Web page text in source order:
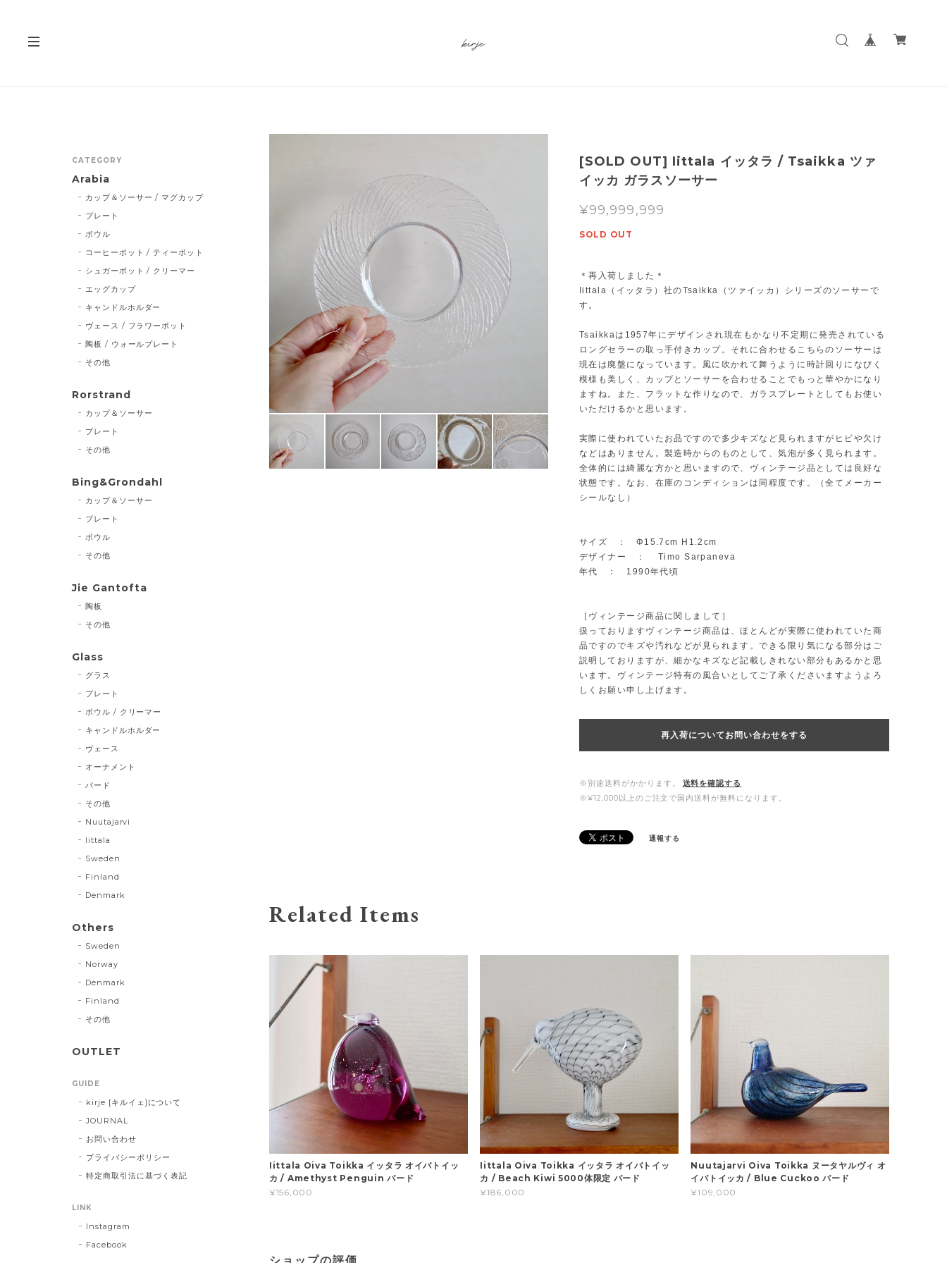
[SOLD OUT] Iittala イッタラ / Tsaikka ツァ
イッカ ガラスソーサー
¥99,999,999
SOLD OUT
＊再入荷しました＊
Iittala（イッタラ）社のTsaikka（ツァイッカ）シリーズのソーサーで
す。
Tsaikkaは1957年にデザインされ現在もかなり不定期に発売されている
ロングセラーの取っ手付きカップ。それに合わせるこちらのソーサーは
現在は廃盤になっています。風に吹かれて舞うように時計回りになびく
模様も美しく、カップとソーサーを合わせることでもっと華やかになり
ますね。また、フラットな作りなので、ガラスプレートとしてもお使い
いただけるかと思います。
実際に使われていたお品ですので多少キズなど見られますがヒビや欠け
などはありません。製造時からのものとして、気泡が多く見られます。
全体的には綺麗な方かと思いますので、ヴィンテージ品としては良好な
状態です。なお、在庫のコンディションは同程度です。（全てメーカー
シールなし）
サイズ ： Φ15.7cm H1.2cm
デザイナー ： Timo Sarpaneva
年代 ： 1990年代頃
［ヴィンテージ商品に関しまして］
扱っておりますヴィンテージ商品は、ほとんどが実際に使われていた商
品ですのでキズや汚れなどが見られます。できる限り気になる部分はご
説明しておりますが、細かなキズなど記載しきれない部分もあるかと思
います。ヴィンテージ特有の風合いとしてご了承くださいますようよろ
しくお願い申し上げます。
再入荷についてお問い合わせをする
※別途送料がかかります。
送料を確認する
※¥12,000以上のご注文で国内送料が無料になります。
通報する
Related Items
Iittala Oiva Toikka イッタラ オイバトイッ
カ / Amethyst Penguin バード
¥156,000
Iittala Oiva Toikka イッタラ オイバトイッ
カ / Beach Kiwi 5000体限定 バード
¥186,000
Nuutajarvi Oiva Toikka ヌータヤルヴィ オ
イバトイッカ / Blue Cuckoo バード
¥109,000
ショップの評価
CATEGORY
Arabia
カップ＆ソーサー / マグカップ
プレート
ボウル
コーヒーポット / ティーポット
シュガーポット / クリーマー
エッグカップ
キャンドルホルダー
ヴェース / フラワーポット
陶板 / ウォールプレート
その他
Rorstrand
カップ＆ソーサー
プレート
その他
Bing&Grondahl
カップ＆ソーサー
プレート
ボウル
その他
Jie Gantofta
陶板
その他
Glass
グラス
プレート
ボウル / クリーマー
キャンドルホルダー
ヴェース
オーナメント
バード
その他
Nuutajarvi
Iittala
Sweden
Finland
Denmark
Others
Sweden
Norway
Denmark
Finland
その他
OUTLET
GUIDE
kirje [キルイェ]について
JOURNAL
お問い合わせ
プライバシーポリシー
特定商取引法に基づく表記
LINK
Instagram
Facebook